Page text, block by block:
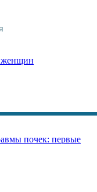
женщин
почек: первые